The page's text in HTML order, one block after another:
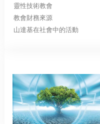
靈性技術教會
教會財務來源
山達基在社會中的活動